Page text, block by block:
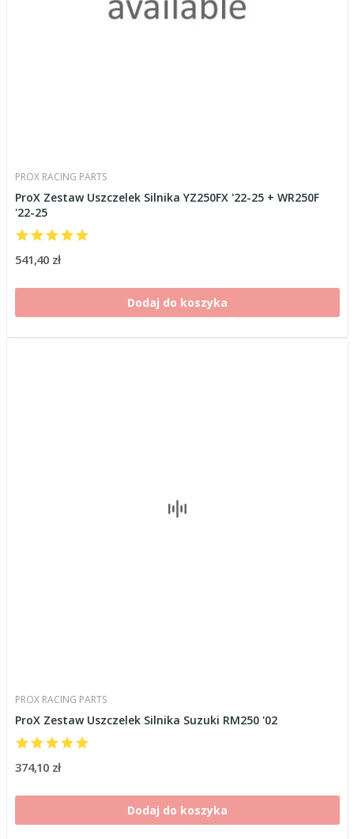
PROX RACING PARTS
ProX Zestaw Uszczelek Silnika YZ250FX '22-25 + WR250F
'22-25
541,40 zł
Dodaj do koszyka
PROX RACING PARTS
ProX Zestaw Uszczelek Silnika Suzuki RM250 '02
374,10 zł
Dodaj do koszyka